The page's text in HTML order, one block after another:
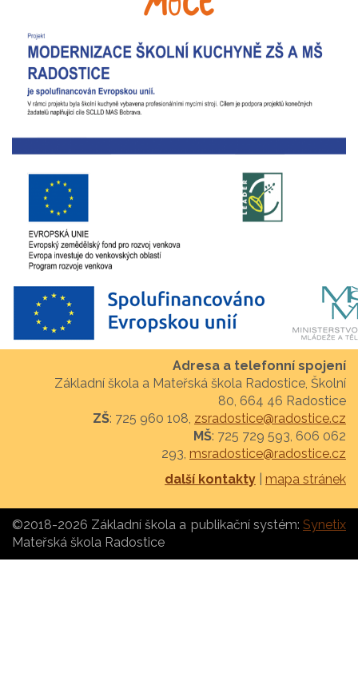
Adresa a telefonní spojení
Základní škola a Mateřská škola Radostice, Školní
80, 664 46 Radostice
ZŠ: 725 960 108, zsradostice@radostice.cz
MŠ: 725 729 593, 606 062
293, msradostice@radostice.cz
další kontakty
mapa stránek
publikační systém: Synetix
©2018-2026 Základní škola a
Mateřská škola Radostice